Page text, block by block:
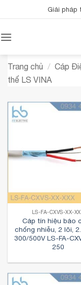
qua
dung
Giải pháp
Trang chủ / Cáp
thế LS VINA
LS-FA-CXVS-XX-
Cáp tín hiệu báo
chống nhiễu, 2 lõi,
300/500V LS-FA-
250